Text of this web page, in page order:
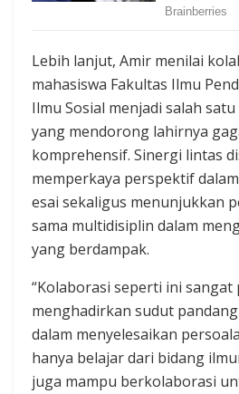
Lebih lanjut, Amir menilai
mahasiswa Fakultas Ilmu
Ilmu Sosial menjadi salah
yang mendorong lahirnya
komprehensif. Sinergi lintas
memperkaya perspektif
esai sekaligus menunjukkan
sama multidisiplin dalam
yang berdampak.
“Kolaborasi seperti ini
menghadirkan sudut
dalam menyelesaikan
hanya belajar dari bidang
juga mampu berkolaborasi